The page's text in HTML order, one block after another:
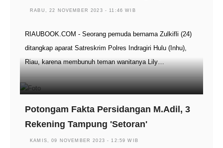
RABU, 22 NOVEMBER 2023 - 11:46 WIB
RIAUBOOK.COM - Seorang pemuda bernama Zulkifli (24)
ditangkap aparat Satreskrim Polres Indragiri Hulu (Inhu),
Riau, karena membunuh teman wanitanya Lily…
Potongam Fakta Persidangan M.Adil, 3
Rekening Tampung 'Setoran'
KAMIS, 09 NOVEMBER 2023 - 12:59 WIB